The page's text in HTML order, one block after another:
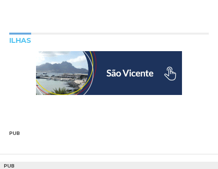
ILHAS
PUB
PUB